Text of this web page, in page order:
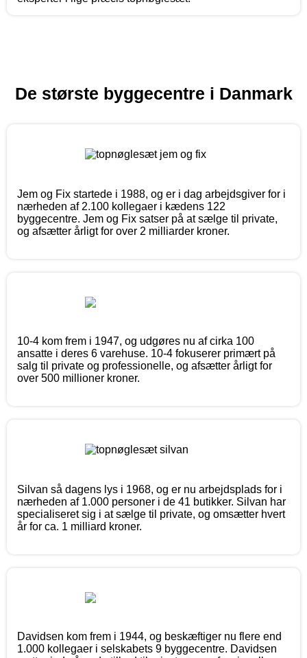
De største byggecentre i Danmark
Jem og Fix startede i 1988, og er i dag arbejdsgiver for i
nærheden af 2.100 kollegaer i kædens 122
byggecentre. Jem og Fix satser på at sælge til private,
og afsætter årligt for over 2 milliarder kroner.
10-4 kom frem i 1947, og udgøres nu af cirka 100
ansatte i deres 6 varehuse. 10-4 fokuserer primært på
salg til private og professionelle, og afsætter årligt for
over 500 millioner kroner.
Silvan så dagens lys i 1968, og er nu arbejdsplads for i
nærheden af 1.000 personer i de 41 butikker. Silvan har
specialiseret sig i at sælge til private, og omsætter hvert
år for ca. 1 milliard kroner.
Davidsen kom frem i 1944, og beskæftiger nu flere end
1.000 kollegaer i selskabets 9 byggecentre. Davidsen